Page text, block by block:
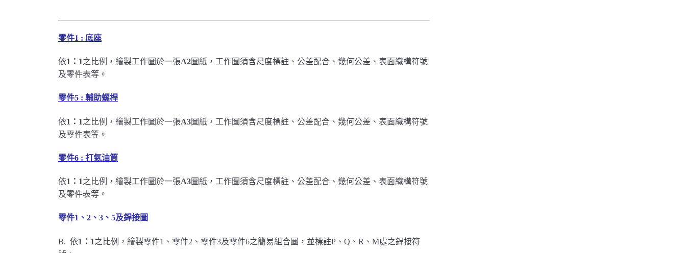
零件1 : 底座
依1：1之比例，繪製工作圖於一張A2圖紙，工作圖須含尺度標註、公差配合、幾何公差、表面織構符號
及零件表等。
零件5 : 輔助螺桿
依1：1之比例，繪製工作圖於一張A3圖紙，工作圖須含尺度標註、公差配合、幾何公差、表面織構符號
及零件表等。
零件6 : 打氣油筒
依1：1之比例，繪製工作圖於一張A3圖紙，工作圖須含尺度標註、公差配合、幾何公差、表面織構符號
及零件表等。
零件1、2、3、5及銲接圖
B. 依1：1之比例，繪製零件1、零件2、零件3及零件6之簡易組合圖，並標註P、Q、R、M處之銲接符